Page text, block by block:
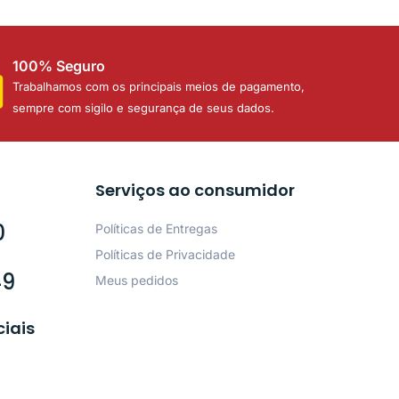
100% Seguro
Trabalhamos com os principais meios de pagamento,
sempre com sigilo e segurança de seus dados.
Serviços ao consumidor
Políticas de Entregas
Políticas de Privacidade
Meus pedidos